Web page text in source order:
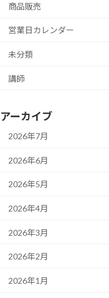
商品販売
営業日カレンダー
未分類
講師
アーカイブ
2026年7月
2026年6月
2026年5月
2026年4月
2026年3月
2026年2月
2026年1月